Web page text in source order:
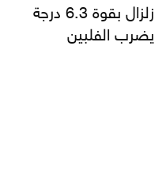
زلزال بقوة 6.3 درجة
يضرب الفلبين